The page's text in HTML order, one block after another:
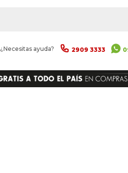
¿Necesitas ayuda? 2909 3333